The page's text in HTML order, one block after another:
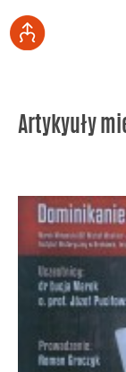
Artykyuły